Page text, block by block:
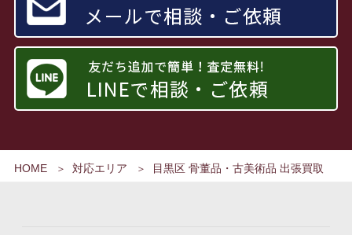
HOME 対応エリア 目黒区 骨董品・古美術品 出張買取